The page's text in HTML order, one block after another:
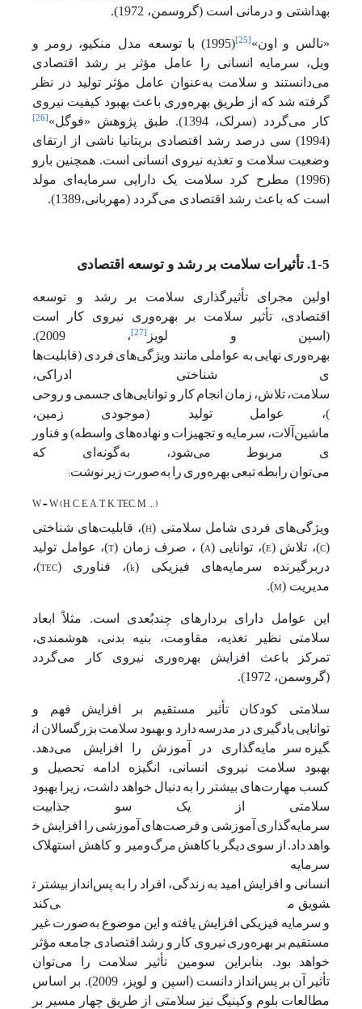
بهداشتی و درمانی است (گروسمن، 1972).
«نالس و اون» [25]
(1995) با توسعه مدل منکیو، رومر و
ویل، سرمایه انسانی را عامل مؤثر بر رشد اقتصادی
می‌دانستند و سلامت به‌عنوان عامل مؤثر تولید در نظر
گرفته شد که از طریق بهره‌وری باعث بهبود کیفیت نیروی
کار می‌گردد (سرلک، 1394). طبق پژوهش «فوگل»
[26]
(1994) سی درصد رشد اقتصادی بریتانیا ناشی از ارتقای
وضعیت سلامت و تغذیه نیروی انسانی است. همچنین بارو
(1996) مطرح کرد سلامت یک دارایی سرمایه‌ای مولد
است که باعث رشد اقتصادی می‌گردد (مهربانی،1389).
1-5. تأثیرات سلامت بر رشد و توسعه اقتصادی
اولین مجرای تأثیرگذاری سلامت بر
رشد و توسعه
اقتصادی، تأثیر سلامت بر بهره‌وری نیروی کار است
(اسپن و لویز
[27]
، 2009).
بهره‌وری نهایی به عواملی مانند ویژگی‌های فردی (قابلیت‌ها
ی
شناختی ادراکی،
سلامت،تلاش، زمان انجامکار و توانایی‌های جسمی و روحی
)،
عوامل تولید (موجودی
زمین،
ماشین‌آلات، سرمایه و تجهیزات و نهاده‌های واسطه)و فناور
ی
مربوط می‌شود، به‌گونه‌ای
که
می‌توان رابطهتبعی بهره‌وری را به‌صورت زیر نوشت:
W = W (H, C, E, A, T, K, TEC, M …)
ویژگی‌های فردی شامل سلامتی (H)، قابلیت‌های شناختی
(
C)، تلاش (E)، توانایی (A) ، صرف زمان (T)، عوامل تولید
دربرگیرنده سرمایه‌های فیزیکی (k)، فناوری (TEC)،
مدیریت (M
).
این عوامل دارای بردارهای چندبُعدی است. مثلاً ابعاد
سلامتی نظیر تغذیه، مقاومت، بنیه بدنی، هوشمندی،
تمرکز باعث افزایش بهره‌وری نیروی کار می‌گردد
(گروسمن، 1972).
سلامتی کودکان تأثیر مستقیم بر افزایش فهم
و
توانایی یادگیری در مدرسهدارد و بهبود سلامت بزرگسالان ان
گیزه سرمایه‌گذاری
در آموزش را
افزایش می‌دهد.
بهبود
سلامت نیروی انسانی، انگیزه ادامه تحصیل
و
کسب مهارت‌های بیشتر را به دنبال خواهد داشت، زیرا
بهبود
سلامتی
از یک سو
جذابیت
سرمایه‌گذاری آموزشی و فرصت‌های آموزشی را افزایش خ
واهدداد. از سویدیگر باکاهش مرگ‌ومیر و کاهش استهلاک
سرمایه
انسانی و افزایش امید به زندگی، افراد را به پس‌انداز بیشتر ت
شویق می‌کند
و سرمایه فیزیکی افزایش یافته و این موضوع به‌صورت غیر
مستقیم بر بهره‌وری نیروی کار و رشد اقتصادی جامعه مؤثر
خواهد
بود. بنابراین سومین تأثیر سلامت را
می‌توان
تأثیر
آن بر پس‌انداز
دانست (اسپن و لویز، 2009). بر اساس
مطالعات بلوم وکینیگ نیز سلامتی از طریق چهار مسیر بر